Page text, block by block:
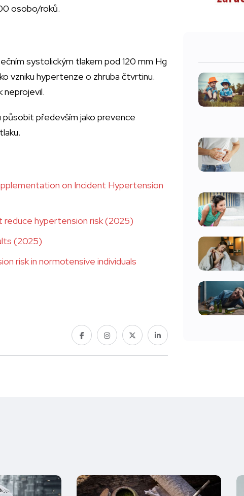
osobo/roků.
systolickým tlakem pod 120 mm Hg
vzniku hypertenze o zhruba čtvrtinu.
neprojevil.
působit především jako prevence
on Incident Hypertension
hypertension risk (2025)
(2025)
risk in normotensive individuals